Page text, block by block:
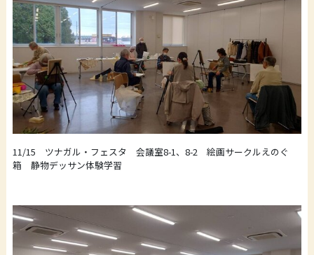
11/15 ツナガル・フェスタ 会議室8-1、8-2 絵画サークルえのぐ
箱 静物デッサン体験学習